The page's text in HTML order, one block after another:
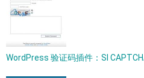
WordPress 验证码插件：SI